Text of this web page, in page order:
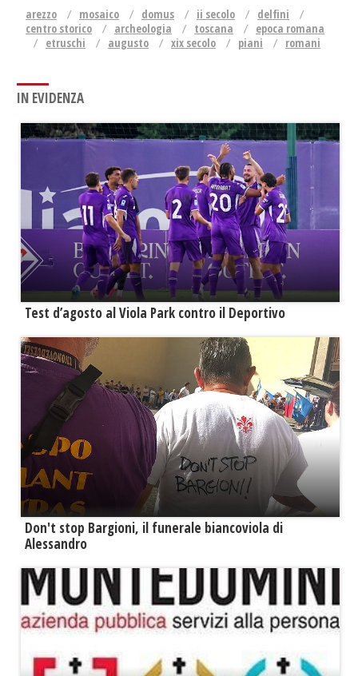
arezzo mosaico domus ii secolo
delfini
centro storico
archeologia toscana
epoca romana
etruschi
augusto xix secolo piani romani
IN EVIDENZA
Test d’agosto al Viola Park contro il Deportivo
Don't stop Bargioni, il funerale biancoviola di
Alessandro